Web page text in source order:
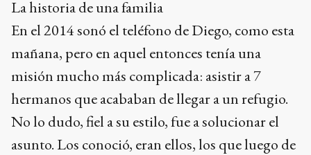
La historia de una familia
En el 2014 sonó el teléfono de Diego, como esta
mañana, pero en aquel entonces tenía una
misión mucho más complicada: asistir a 7
hermanos que acababan de llegar a un refugio.
No lo dudo, fiel a su estilo, fue a solucionar el
asunto. Los conoció, eran ellos, los que luego de